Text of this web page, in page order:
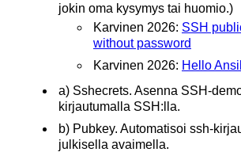
jokin oma kysymys tai huomio.)
Karvinen 2026: SSH
without password
Karvinen 2026: Hello
a) Sshecrets. Asenna SSH-
kirjautumalla SSH:lla.
b) Pubkey. Automatisoi ssh-
julkisella avaimella.